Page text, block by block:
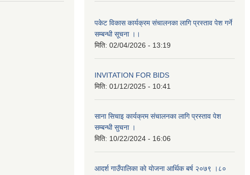
पकेट विकास कार्यक्रम संचालनका लागि प्रस्ताव पेश गर्ने
सम्बन्धी सूचना ।।
मिति: 02/04/2026 - 13:19
INVITATION FOR BIDS
मिति: 01/12/2025 - 10:41
साना सिचाइ कार्यक्रम संचालनका लागि प्रस्ताव पेश
सम्बन्धी सुचना ।
मिति: 10/22/2024 - 16:06
आदर्श गाउँपालिका काे याेजना आर्थिक बर्ष २०७९ ।८०